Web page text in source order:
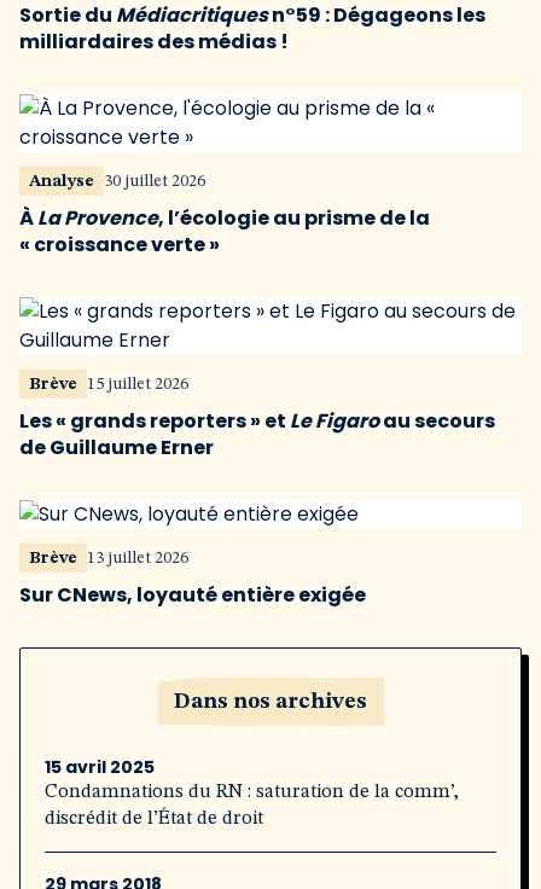
Sortie du Médiacritiquesn°59 : Dégageons les
milliardaires des médias !
Analyse 30 juillet 2026
ÀLa Provence, l’écologie au prisme de la
« croissance verte »
Brève 15 juillet 2026
Les « grands reporters » et Le Figaroau secours
de Guillaume Erner
Brève 13 juillet 2026
Sur CNews, loyauté entière exigée
Dans nos archives
15 avril 2025
Condamnations du RN : saturation de la comm’,
discrédit de l’État de droit
29 mars 2018